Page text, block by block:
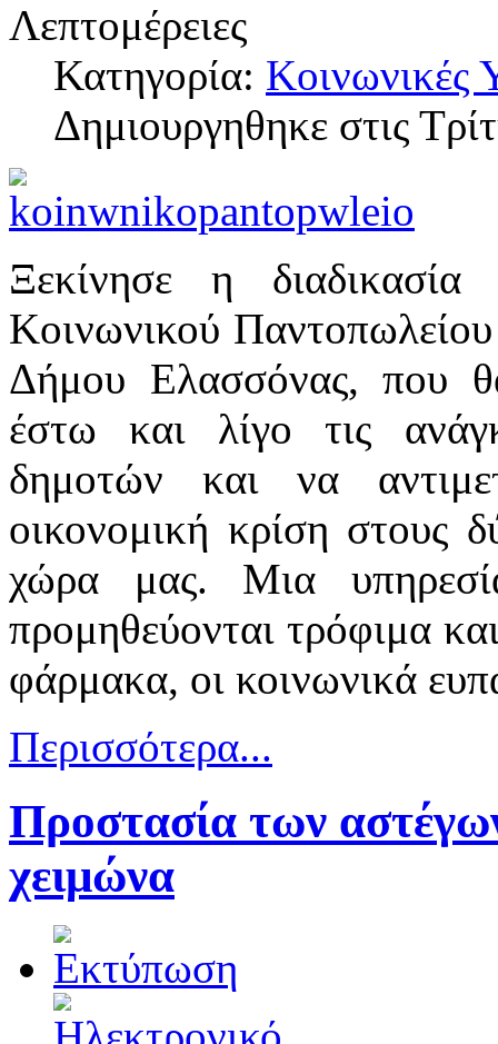
Λεπτομέρειες
Κατηγορία: Κοινωνικές
Δημιουργηθηκε στις
Ξεκίνησε η
Κοινωνικού
Δήμου Ελασσόνας, που
έστω και λίγο τις
δημοτών και να
οικονομική κρίση στους
χώρα μας. Μια
προμηθεύονται τρόφιμα
φάρμακα, οι κοινωνικά
Περισσότερα...
Προστασία των
χειμώνα